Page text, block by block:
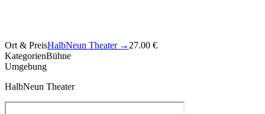
Ort & PreisHalbNeun Theater→ 27.00 €
KategorienBühne
Umgebung
HalbNeun Theater